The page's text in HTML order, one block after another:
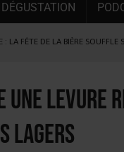
DÉGUSTATION
: LA FÊTE DE LA BIÈRE SOUFFLE
DU DAUPHINÉ AUGMENTE SA
: 3 INNOVATIONS LATINES DE
LA MODÉRATION
une
Lagers